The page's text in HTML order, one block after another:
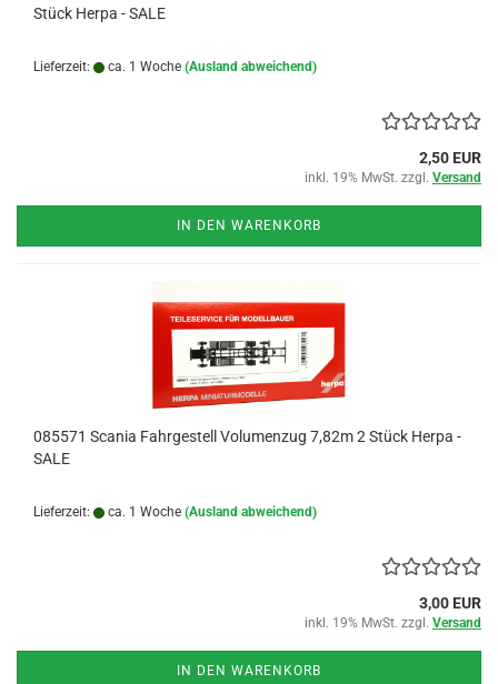
Stück Herpa - SALE
Lieferzeit: ca. 1 Woche (Ausland abweichend)
2,50 EUR
inkl. 19% MwSt. zzgl. Versand
IN DEN WARENKORB
085571 Scania Fahrgestell Volumenzug 7,82m 2 Stück Herpa -
SALE
Lieferzeit: ca. 1 Woche (Ausland abweichend)
3,00 EUR
inkl. 19% MwSt. zzgl. Versand
IN DEN WARENKORB